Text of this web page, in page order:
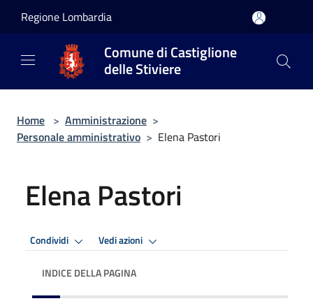
Regione Lombardia
Comune di Castiglione
delle Stiviere
Home > Amministrazione >
Personale amministrativo > Elena Pastori
Elena Pastori
Condividi Vedi azioni
INDICE DELLA PAGINA